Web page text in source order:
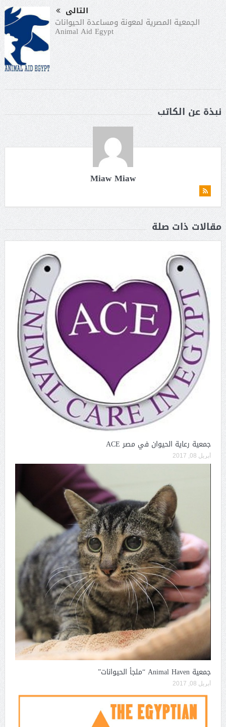
التالى
الجمعية المصرية لمعونة ومساعدة الحيوانات
Animal Aid Egypt
نبذة عن الكاتب
Miaw Miaw
مقالات ذات صلة
جمعية رعاية الحيوان في مصر ACE
أبريل 08, 2017
جمعية Animal Haven “ملجأ الحيوانات”
أبريل 08, 2017